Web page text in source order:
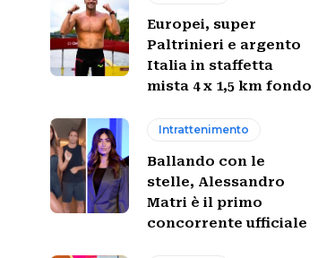
Europei, super
Paltrinieri e argento
Italia in staffetta
mista 4 x 1,5 km fondo
Intrattenimento
Ballando con le
stelle, Alessandro
Matri è il primo
concorrente ufficiale